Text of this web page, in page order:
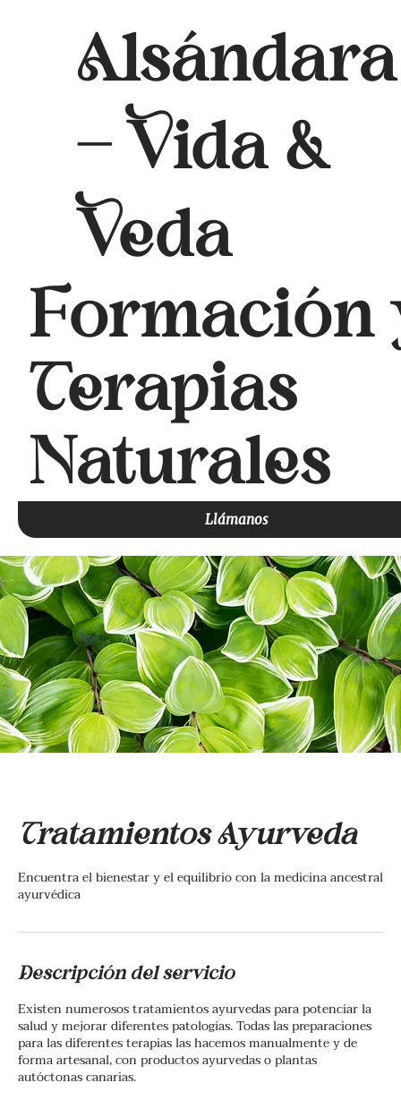
Alsándara
- Vida &
Veda
Formación
Terapias
Naturales
Llámanos
Tratamientos Ayurveda
Encuentra el bienestar y el equilibrio con la medicina ancestral
ayurvédica
Descripción del servicio
Existen numerosos tratamientos ayurvedas para potenciar la
salud y mejorar diferentes patologías. Todas las preparaciones
para las diferentes terapias las hacemos manualmente y de
forma artesanal, con productos ayurvedas o plantas
autóctonas canarias.